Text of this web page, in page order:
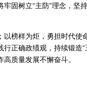
牢固树立“主防”理念，
以榜样为炬，勇担时代
正确政绩观，持续锻造
质量发展不懈奋斗。